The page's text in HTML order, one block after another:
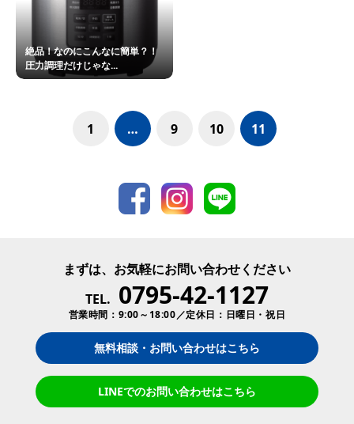
絶品！なのにこんなに簡単？！
圧力調理だけじゃな...
1 … 9 10 11
まずは、お気軽にお問い合わせください
TEL. 0795-42-1127
営業時間：9:00～18:00／定休日：日曜日・祝日
無料相談・お問い合わせはこちら
LINEでのお問い合わせはこちら